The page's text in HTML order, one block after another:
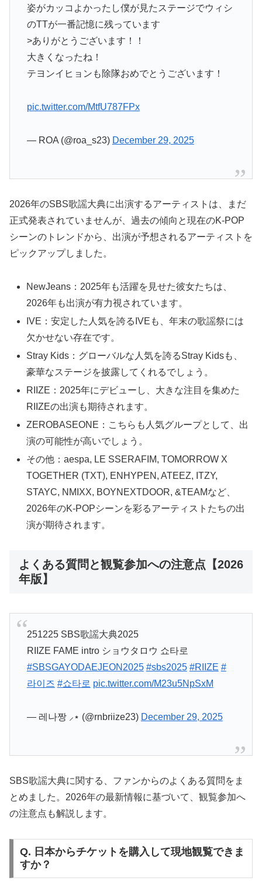
姿がカッコよかったし僕が見たステージでウィシ
のTTが一番記憶に残っています
>ありがとうございます！！
大きくなったね！
テヨンイヒョンも除隊おめでとうございます！
pic.twitter.com/MtfU787FPx
— ROA (@roa_s23) December 29, 2025
2026年のSBS歌謡大典に出演するアーティストは、まだ
正式発表されていませんが、過去の傾向と現在のK-POP
シーンのトレンドから、出演が予想されるアーティストを
ピックアップしました。
NewJeans：2025年も活躍を見せた彼女たちは、
2026年も出演が有力視されています。
IVE：安定した人気を誇るIVEも、年末の歌謡祭には
欠かせない存在です。
Stray Kids：グローバルな人気を誇るStray Kidsも、
豪華なステージを披露してくれるでしょう。
RIIZE：2025年にデビューし、大きな注目を集めた
RIIZEの出演も期待されます。
ZEROBASEONE：こちらも人気グループとして、出
演の可能性が高いでしょう。
その他：aespa, LE SSERAFIM, TOMORROW X
TOGETHER (TXT), ENHYPEN, ATEEZ, ITZY,
STAYC, NMIXX, BOYNEXTDOOR, &TEAMなど、
2026年のK-POPシーンを彩るアーティストたちの出
演が期待されます。
よくある質問と観覧参加への注意点【2026
年版】
251225 SBS歌謡大典2025
RIIZE FAME intro ショウタロウ 쇼타로
#SBSGAYODAEJEON2025 #sbs2025 #RIIZE #
라이즈 #쇼타로 pic.twitter.com/M23u5NpSxM
— 레나짱 ⸝⋆ (@rnbriize23) December 29, 2025
SBS歌謡大典に関する、ファンからのよくある質問をま
とめました。2026年の最新情報に基づいて、観覧参加へ
の注意点も解説します。
Q. 日本からチケットを購入して現地観覧できま
すか？